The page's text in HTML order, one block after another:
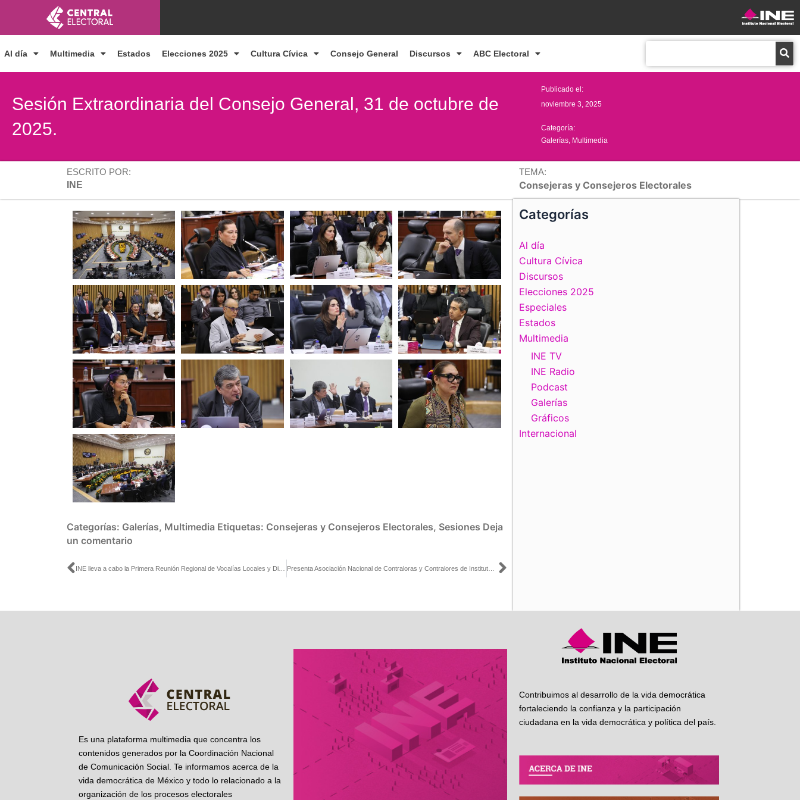
contenido
Al día Multimedia Estados Elecciones 2025 Cultura Cívica Consejo General Discursos ABC Electoral
Sesión Extraordinaria del Consejo General, 31 de octubre de
2025.
Publicado el:
noviembre 3, 2025
Categoría:
Galerías Multimedia
ESCRITO POR:
INE
TEMA:
Consejeras y Consejeros Electorales
Categorías: Galerías, Multimedia Etiquetas: Consejeras y Consejeros Electorales, Sesiones Deja
un comentario
Ant Siguiente
Categorías
Al día
Cultura Cívica
Discursos
Elecciones 2025
Especiales
Estados
Multimedia
INE TV
INE Radio
Podcast
Galerías
Gráficos
Internacional
Es una plataforma multimedia que concentra los
contenidos generados por la Coordinación Nacional
de Comunicación Social. Te informamos acerca de la
vida democrática de México y todo lo relacionado a la
organización de los procesos electorales
Contribuimos al desarrollo de la vida democrática
fortaleciendo la confianza y la participación
ciudadana en la vida democrática y política del país.